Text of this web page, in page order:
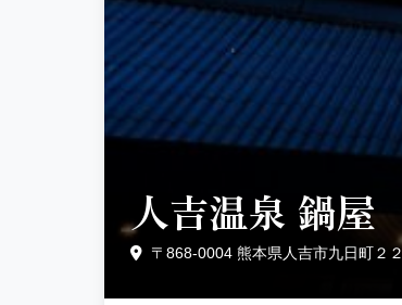
人吉温泉 鍋屋
〒868-0004 熊本県人吉市九日町２２